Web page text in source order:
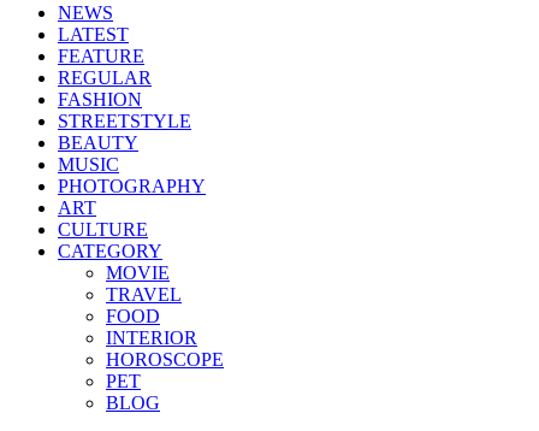
NEWS
LATEST
FEATURE
REGULAR
FASHION
STREETSTYLE
BEAUTY
MUSIC
PHOTOGRAPHY
ART
CULTURE
CATEGORY
MOVIE
TRAVEL
FOOD
INTERIOR
HOROSCOPE
PET
BLOG